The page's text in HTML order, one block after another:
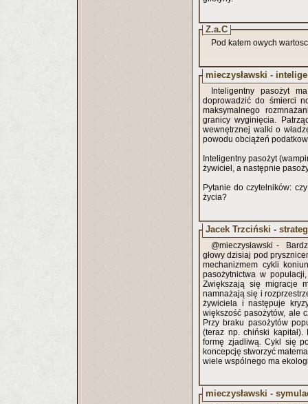
Z.a.C
Pod katem owych
mieczysławski -
Inteligentny pasożyt
doprowadzić do śmierci
maksymalnego
granicy wyginięcia.
wewnętrznej walki o
powodu obciążeń
Inteligentny pasożyt
żywiciel, a następnie
Pytanie do czytelników:
życia?
Jacek Trzciński -
@mieczysławski -
głowy dzisiaj pod
mechanizmem cykli
pasożytnictwa w
Zwiększają się migracje
namnażają się i
żywiciela i następuje
większość pasożytów, ale
Przy braku pasożytów
(teraz np. chiński
formę zjadliwą. Cykl się
koncepcję stworzyć
wiele wspólnego ma
mieczysławski -